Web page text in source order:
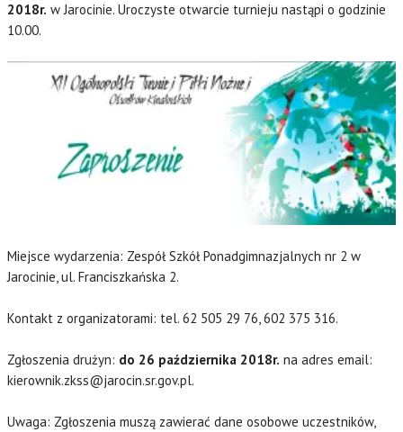
2018r. w Jarocinie. Uroczyste otwarcie turnieju nastąpi o godzinie
10.00.
Miejsce wydarzenia: Zespół Szkół Ponadgimnazjalnych nr 2 w
Jarocinie, ul. Franciszkańska 2.
Kontakt z organizatorami: tel. 62 505 29 76, 602 375 316.
Zgłoszenia drużyn: do 26 października 2018r. na adres email:
kierownik.zkss@jarocin.sr.gov.pl.
Uwaga: Zgłoszenia muszą zawierać dane osobowe uczestników,